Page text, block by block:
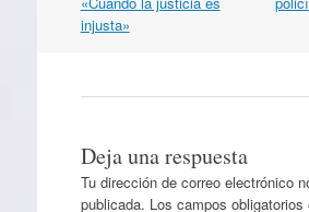
artículos
injusta»
Deja una respuesta
Tu dirección de correo electrónico
publicada. Los campos obligatorios